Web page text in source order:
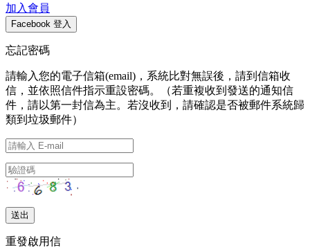
加入會員
忘記密碼
請輸入您的電子信箱(email)，系統比對無誤後，請到信箱收
信，並依照信件指示重設密碼。（若重複收到發送的通知信
件，請以第一封信為主。若沒收到，請確認是否被郵件系統歸
類到垃圾郵件）
重發啟用信